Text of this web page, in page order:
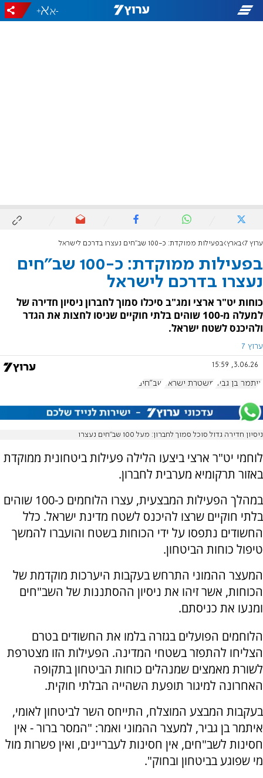
-
+
ערוץ 7 בארץ בפעילות ממוקדת: כ-100 שב"חים נעצרו בדרכם לישראל
בפעילות ממוקדת: כ-100 שב"חים
נעצרו בדרכם לישראל
כוחות יט"ר ארצי ומג"ב סיכלו סמוך לחברון ניסיון חדירה של
למעלה מ-100 שוהים בלתי חוקיים שניסו לחצות את הגדר
ולהיכנס לשטח ישראל.
ערוץ 7
3.06.26, 15:59
איתמר בן גביר משטרת ישראל שב"חים
ניסיון חדירה גדול סוכל סמוך לחברון: מעל 100 שב"חים נעצרו
לוחמי יט"ר ארצי ביצעו הלילה פעילות ביטחונית ממוקדת
באזור תרקומיא מערבית לחברון.
במהלך הפעילות המבצעית, עצרו הלוחמים כ-100 שוהים
בלתי חוקיים שרצו להיכנס לשטח מדינת ישראל. כלל
החשודים נתפסו על ידי הכוחות בשטח והועברו להמשך
טיפול כוחות הביטחון.
המעצר ההמוני התרחש בעקבות היערכות מוקדמת של
הכוחות, אשר זיהו את ניסיון ההסתננות של השב"חים
ומנעו את כניסתם.
הלוחמים הפועלים בגזרה בלמו את החשודים בטרם
הצליחו להתפזר בשטחי המדינה. הפעילות הזו מצטרפת
לשורת מאמצים שמנהלים כוחות הביטחון בתקופה
האחרונה למיגור תופעת השהייה הבלתי חוקית.
בעקבות המבצע המוצלח, התייחס השר לביטחון לאומי,
איתמר בן גביר, למעצר ההמוני ואמר: "המסר ברור - אין
חסינות לשב"חים, אין חסינות לעבריינים, ואין פשרות מול
מי שפוגע בביטחון ובחוק".